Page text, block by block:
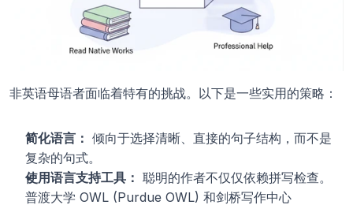
非英语母语者面临着特有的挑战。以下是一些实用的策略：
简化语言： 倾向于选择清晰、直接的句子结构，而不是
复杂的句式。
使用语言支持工具： 聪明的作者不仅仅依赖拼写检查。
普渡大学 OWL (Purdue OWL) 和剑桥写作中心